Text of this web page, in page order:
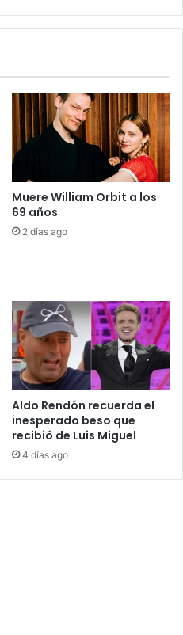
Muere William Orbit a los
69 años
2 días ago
Aldo Rendón recuerda el
inesperado beso que
recibió de Luis Miguel
4 días ago